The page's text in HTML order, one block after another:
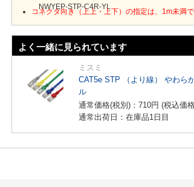
NWYEP-STP-C4R-YL
コネクタ向き（上上・上下）の指定は、1m未満
よく一緒に見られています
ミスミ
CAT5e STP （より線） やわら
ル
通常価格(税別)： 710円 (税込価
通常出荷日：在庫品1日目